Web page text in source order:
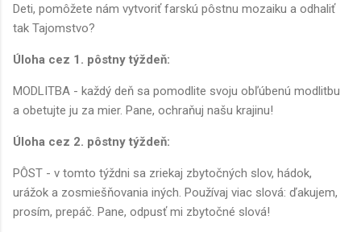
Deti, pomôžete nám vytvoriť farskú pôstnu mozaiku a odhaliť
tak Tajomstvo?
Úloha cez 1. pôstny týždeň:
MODLITBA - každý deň sa pomodlite svoju obľúbenú modlitbu
a obetujte ju za mier. Pane, ochraňuj našu krajinu!
Úloha cez 2. pôstny týždeň:
PÔST - v tomto týždni sa zriekaj zbytočných slov, hádok,
urážok a zosmiešňovania iných. Používaj viac slová: ďakujem,
prosím, prepáč. Pane, odpusť mi zbytočné slová!